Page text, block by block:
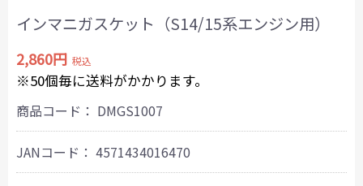
インマニガスケット（S14/15系エンジン用）
2,860円 税込
※50個毎に送料がかかります。
商品コード： DMGS1007
JANコード： 4571434016470